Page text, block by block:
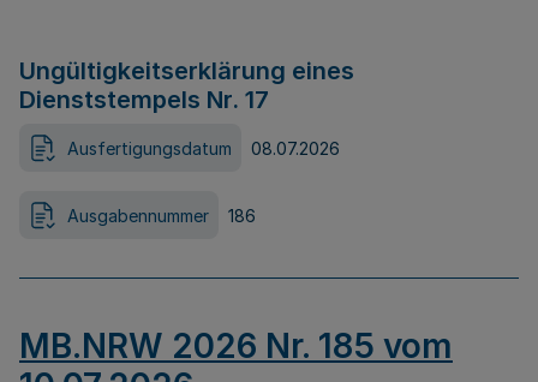
Ungültigkeitserklärung eines
Dienststempels Nr. 17
Ausfertigungsdatum 08.07.2026
Ausgabennummer 186
MB.NRW 2026 Nr. 185 vom